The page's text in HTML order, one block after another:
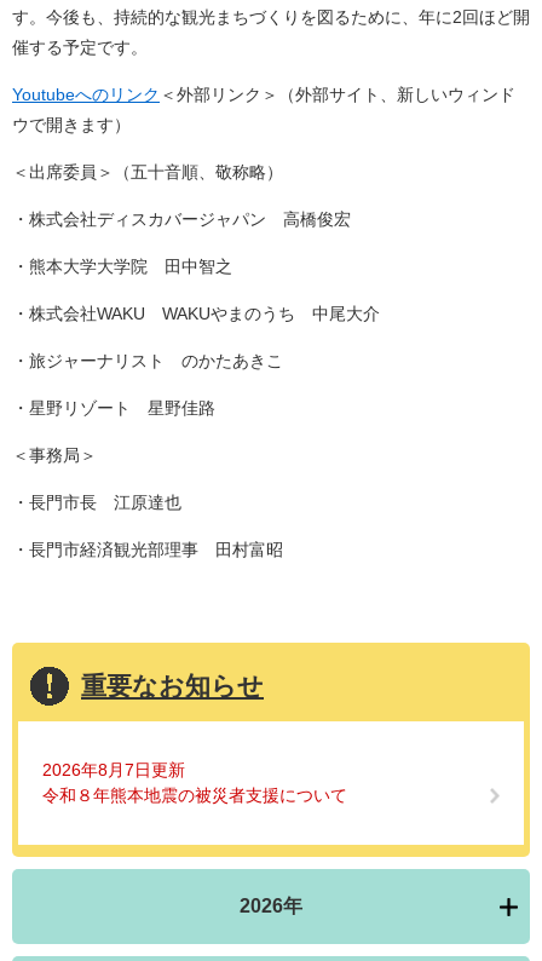
す。今後も、持続的な観光まちづくりを図るために、年に2回ほど開
催する予定です。
Youtubeへのリンク ＜外部リンク＞
（外部サイト、新しいウィンド
ウで開きます）
＜出席委員＞（五十音順、敬称略）
・株式会社ディスカバージャパン 高橋俊宏
・熊本大学大学院 田中智之
・株式会社WAKU WAKUやまのうち 中尾大介
・旅ジャーナリスト のかたあきこ
・星野リゾート 星野佳路
＜事務局＞
・長門市長 江原達也
・長門市経済観光部理事 田村富昭
重要なお知らせ
2026年8月7日更新
令和８年熊本地震の被災者支援について
2026年